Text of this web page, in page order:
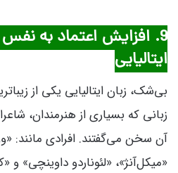
9. افزایش اعتماد به نفس
ایتالیایی
بی‌شک، زبان ایتالیایی یکی از
زبانی که بسیاری از هنرمندان،
آن سخن می‌گفتند. افرادی مانند:
«میکل‌آنژ»، «لئوناردو داوینچی»